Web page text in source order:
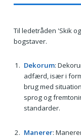
Til ledetråden 'Skik
bogstaver.
Dekorum:
adfærd, især i
brug med
sprog og
standarder.
Manerer: